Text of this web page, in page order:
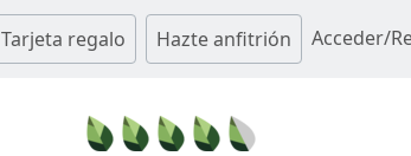
Tarjeta regalo Hazte anfitrión Acceder/